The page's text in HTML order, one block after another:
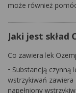
może również
Jaki jest skład
Co zawiera lek
• Substancją
wstrzykiwań zawiera
napełniony